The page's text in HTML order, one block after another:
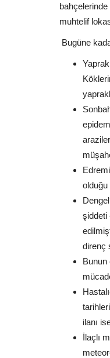
muhtelif
Bugüne
şiddeti
direnç
Bunun
ilanı
İlaçlı